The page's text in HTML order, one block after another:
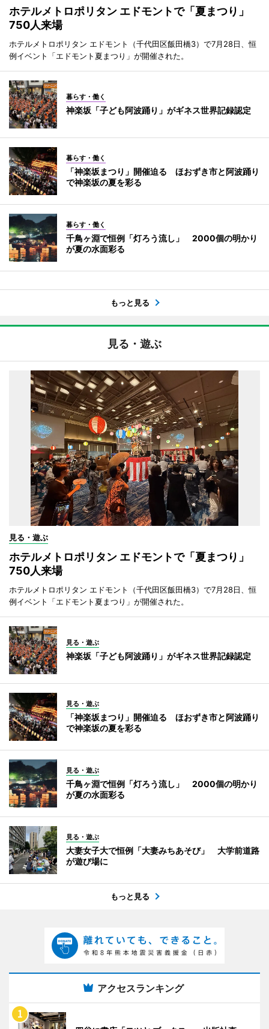
ホテルメトロポリタン エドモントで「夏まつり」
750人来場
ホテルメトロポリタン エドモント（千代田区飯田橋3）で7月28日、恒
例イベント「エドモント夏まつり」が開催された。
暮らす・働く
神楽坂「子ども阿波踊り」がギネス世界記録認定
暮らす・働く
「神楽坂まつり」開催迫る ほおずき市と阿波踊り
で神楽坂の夏を彩る
暮らす・働く
千鳥ヶ淵で恒例「灯ろう流し」 2000個の明かり
が夏の水面彩る
もっと見る
見る・遊ぶ
見る・遊ぶ
ホテルメトロポリタン エドモントで「夏まつり」
750人来場
ホテルメトロポリタン エドモント（千代田区飯田橋3）で7月28日、恒
例イベント「エドモント夏まつり」が開催された。
見る・遊ぶ
神楽坂「子ども阿波踊り」がギネス世界記録認定
見る・遊ぶ
「神楽坂まつり」開催迫る ほおずき市と阿波踊り
で神楽坂の夏を彩る
見る・遊ぶ
千鳥ヶ淵で恒例「灯ろう流し」 2000個の明かり
が夏の水面彩る
見る・遊ぶ
大妻女子大で恒例「大妻みちあそび」 大学前道路
が遊び場に
もっと見る
アクセスランキング